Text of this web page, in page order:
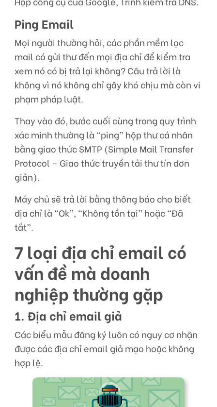
Ping Email
Mọi người thường hỏi, các phần mềm lọc
mail có gửi thư đến mọi địa chỉ để kiểm tra
xem nó có bị trả lại không? Câu trả lời là
không vì nó không chỉ gây khó chịu mà còn vi
phạm pháp luật.
Thay vào đó, bước cuối cùng trong quy trình
xác minh thường là “ping” hộp thư cá nhân
bằng giao thức SMTP (Simple Mail Transfer
Protocol – Giao thức truyền tải thư tín đơn
giản).
Máy chủ sẽ trả lời bằng thông báo cho biết
địa chỉ là “Ok”, “Không tồn tại” hoặc “Đã
tắt”.
7 loại địa chỉ email có
vấn đề mà doanh
nghiệp thường gặp
1. Địa chỉ email giả
Các biểu mẫu đăng ký luôn có nguy cơ nhận
được các địa chỉ email giả mạo hoặc không
hợp lệ.